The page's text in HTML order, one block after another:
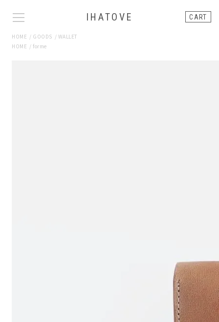
IHATOVE CART
HOME / GOODS / WALLET
HOME / forme